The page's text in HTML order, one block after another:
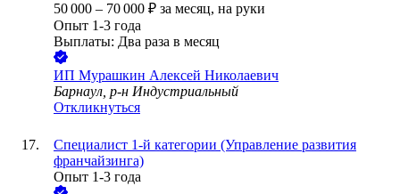
50 000 – 70 000 ₽ за месяц, на руки
Опыт 1-3 года
Выплаты: Два раза в месяц
ИП Мурашкин Алексей Николаевич
Барнаул, р-н Индустриальный
Откликнуться
Специалист 1-й категории (Управление развития
франчайзинга)
Опыт 1-3 года